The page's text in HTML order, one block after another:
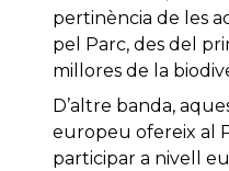
pertinència de les
pel Parc, des del
millores de la
D’altre banda,
europeu ofereix al
participar a nivell